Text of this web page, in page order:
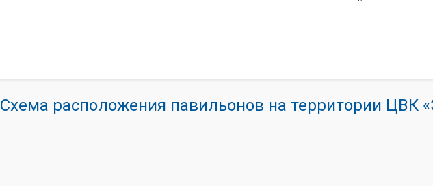
Схема расположения павильонов на территории ЦВК